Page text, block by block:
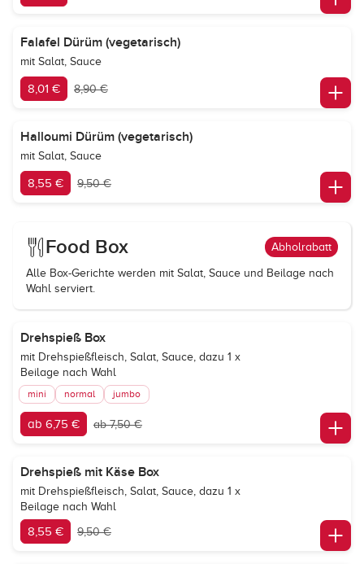
Falafel Dürüm (vegetarisch)
mit Salat, Sauce
8,01 € 8,90 €
Halloumi Dürüm (vegetarisch)
mit Salat, Sauce
8,55 € 9,50 €
Food Box Abholrabatt
Alle Box-Gerichte werden mit Salat, Sauce und Beilage nach
Wahl serviert.
Drehspieß Box
mit Drehspießfleisch, Salat, Sauce, dazu 1 x
Beilage nach Wahl
mini normal jumbo
ab 6,75 € ab 7,50 €
Drehspieß mit Käse Box
mit Drehspießfleisch, Salat, Sauce, dazu 1 x
Beilage nach Wahl
8,55 € 9,50 €